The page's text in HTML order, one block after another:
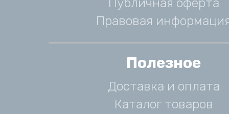
Правовая
Полезное
Доставка и оплата
Каталог товаров